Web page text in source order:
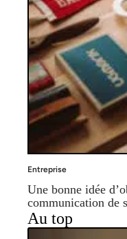
Entreprise
Une bonne idée
communication de
Au top